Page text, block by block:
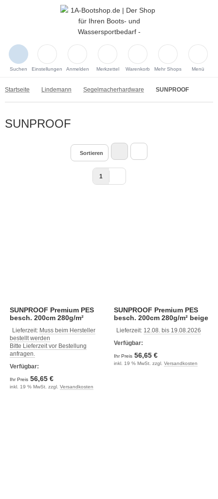
Suchen Einstellungen Anmelden Merkzettel Warenkorb Mehr Shops Menü
Startseite Lindemann Segelmacherhardware SUNPROOF
SUNPROOF
Sortieren
1
SUNPROOF Premium PES
besch. 200cm 280g/m²
Lieferzeit: Muss beim Hersteller
bestellt werden
Bitte Lieferzeit vor Bestellung
anfragen.
Verfügbar:
Ihr Preis 56,65 €
inkl. 19 % MwSt. zzgl. Versandkosten
SUNPROOF Premium PES
besch. 200cm 280g/m² beige
Lieferzeit: 12.08. bis 19.08.2026
Verfügbar:
Ihr Preis 56,65 €
inkl. 19 % MwSt. zzgl. Versandkosten